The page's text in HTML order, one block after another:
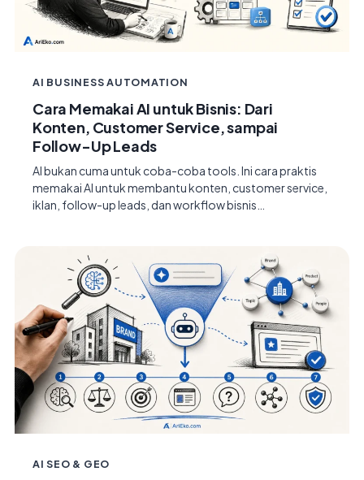
AI BUSINESS AUTOMATION
Cara Memakai AI untuk Bisnis: Dari
Konten, Customer Service, sampai
Follow-Up Leads
AI bukan cuma untuk coba-coba tools. Ini cara praktis
memakai AI untuk membantu konten, customer service,
iklan, follow-up leads, dan workflow bisnis…
AI SEO & GEO